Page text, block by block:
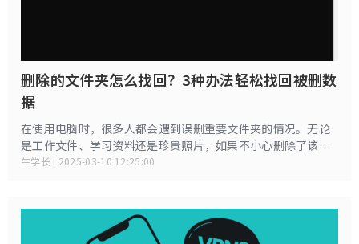
删除的文件夹怎么找回？3种办法轻松找回被删数
据
在使用电脑时，很多人都会遇到误删重要文件夹的情况。无论
是工作文件、学习资料还是珍贵照片，如果不小心删除了该怎
么办？其实，删除的文件夹在大多数情况下都可以找回。下面
牛学长 | 2025-03-10 12:25:00